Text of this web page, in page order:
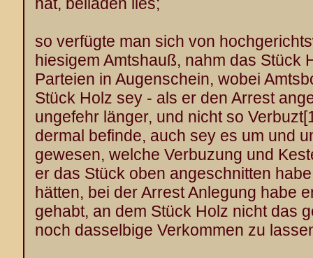
so verfügte man sich von
hiesigem Amtshauß, nahm das Stück
Parteien in Augenschein, wobei
Stück Holz sey - als er den Arrest
ungefehr länger, und nicht so Verbuzt
dermal befinde, auch sey es um und
gewesen, welche Verbuzung und
er das Stück oben angeschnitten
hätten, bei der Arrest Anlegung habe
gehabt, an dem Stück Holz nicht das
noch dasselbige Verkommen zu